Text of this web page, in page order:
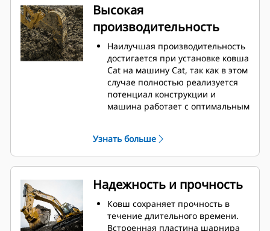
Высокая
производительность
Наилучшая производительность
достигается при установке ковша
Cat на машину Cat, так как в этом
случае полностью реализуется
потенциал конструкции и
машина работает с оптимальным
Профиль кожуха с двойным
радиусом позволяет улучшить
попадание материала в ковш.
упора гарантирует, что нижняя
часть ковша не цепляется за
грунт, что снижает затраты на
техническое обслуживание.
Узнать больше
Надежность и прочность
Ковш сохраняет прочность в
течение длительного времени.
Встроенная пластина шарнира